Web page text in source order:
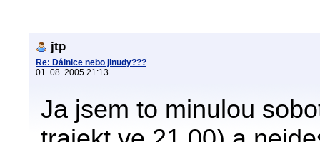
jtp
Re: Dálnice nebo jinudy???
01. 08. 2005 21:13
Ja jsem to minulou